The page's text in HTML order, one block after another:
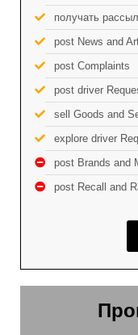
получать
post News and
post Complaints
post driver
sell Goods and
explore driver
post Brands and
post Recall and